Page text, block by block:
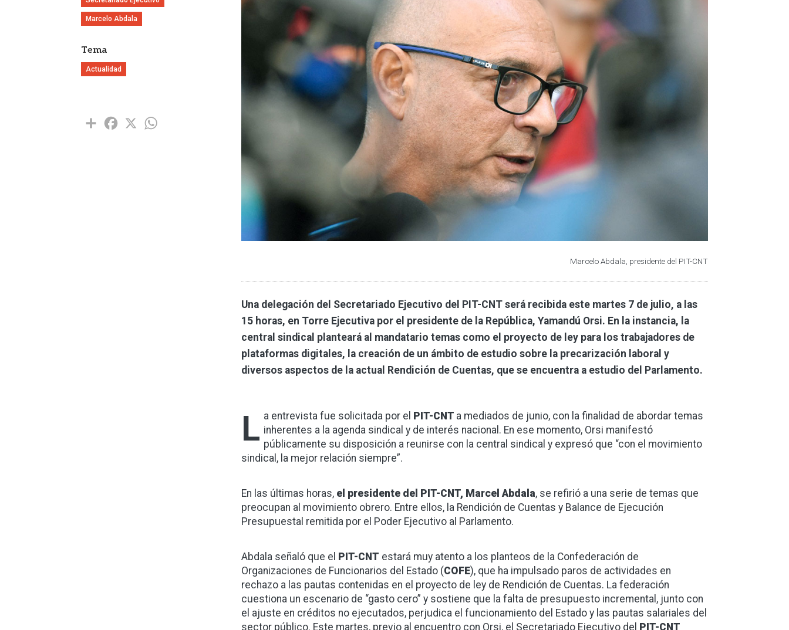
Marcelo Abdala
Tema
Actualidad
Share Facebook
X
Marcelo Abdala, presidente del PIT-CNT
Una delegación del Secretariado Ejecutivo del PIT-CNT será recibida este martes 7 de julio, a las
15 horas, en Torre Ejecutiva por el presidente de la República, Yamandú Orsi. En la instancia, la
central sindical planteará al mandatario temas como el proyecto de ley para los trabajadores de
plataformas digitales, la creación de un ámbito de estudio sobre la precarización laboral y
diversos aspectos de la actual Rendición de Cuentas, que se encuentra a estudio del Parlamento.
L a entrevista fue solicitada por el PIT-CNT a mediados de junio, con la finalidad de abordar temas
inherentes a la agenda sindical y de interés nacional. En ese momento, Orsi manifestó
públicamente su disposición a reunirse con la central sindical y expresó que “con el movimiento
sindical, la mejor relación siempre”.
En las últimas horas, el presidente del PIT-CNT, Marcel Abdala, se refirió a una serie de temas que
preocupan al movimiento obrero. Entre ellos, la Rendición de Cuentas y Balance de Ejecución
Presupuestal remitida por el Poder Ejecutivo al Parlamento.
Abdala señaló que el PIT-CNT estará muy atento a los planteos de la Confederación de
Organizaciones de Funcionarios del Estado (COFE), que ha impulsado paros de actividades en
rechazo a las pautas contenidas en el proyecto de ley de Rendición de Cuentas. La federación
cuestiona un escenario de “gasto cero” y sostiene que la falta de presupuesto incremental, junto con
el ajuste en créditos no ejecutados, perjudica el funcionamiento del Estado y las pautas salariales del
sector público. Este martes, previo al encuentro con Orsi, el Secretariado Ejecutivo del PIT-CNT